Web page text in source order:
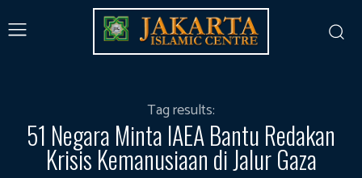
Tag results:
51 Negara Minta IAEA Bantu Redakan
Krisis Kemanusiaan di Jalur Gaza